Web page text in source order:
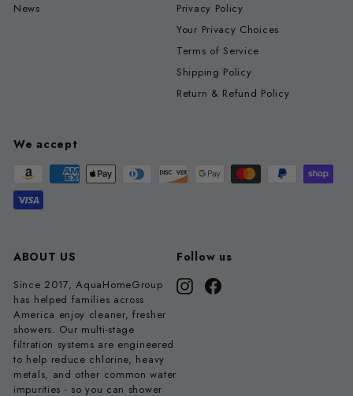
News
Privacy Policy
Your Privacy Choices
Terms of Service
Shipping Policy
Return & Refund Policy
We accept
ABOUT US
Since 2017, AquaHomeGroup
has helped families across
America enjoy cleaner, fresher
showers. Our multi-stage
filtration systems are engineered
to help reduce chlorine, heavy
metals, and other common water
impurities - so you can shower
Follow us
Instagram